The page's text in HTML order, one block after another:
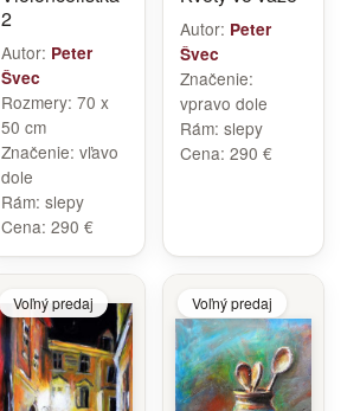
2
Autor: Peter
Švec
Rozmery: 70 x
50 cm
Značenie: vľavo
dole
Rám: slepy
Cena: 290 €
Autor: Peter
Švec
Značenie:
vpravo dole
Rám: slepy
Cena: 290 €
Voľný predaj Voľný predaj